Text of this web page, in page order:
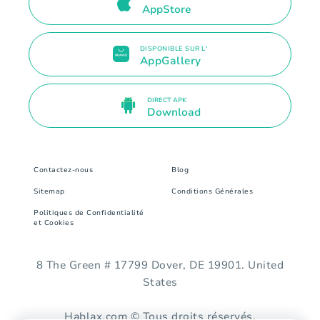
AppStore
DISPONIBLE SUR L'
AppGallery
DIRECT APK
Download
Contactez-nous Blog
Sitemap Conditions Générales
Politiques de Confidentialité
et Cookies
8 The Green # 17799 Dover, DE 19901. United
States
Hablax.com © Tous droits réservés.